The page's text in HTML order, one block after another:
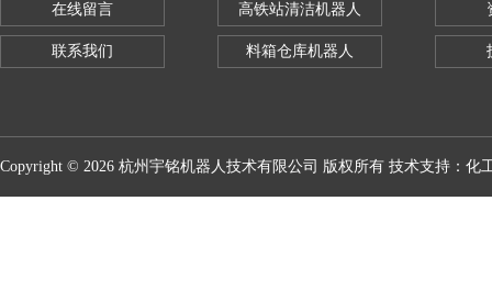
在线留言
联系我们
高铁站清洁机器人
料箱仓库机器人
Copyright © 2026 杭州宇铭机器人技术有限公司 版权所有 技术支持： 化